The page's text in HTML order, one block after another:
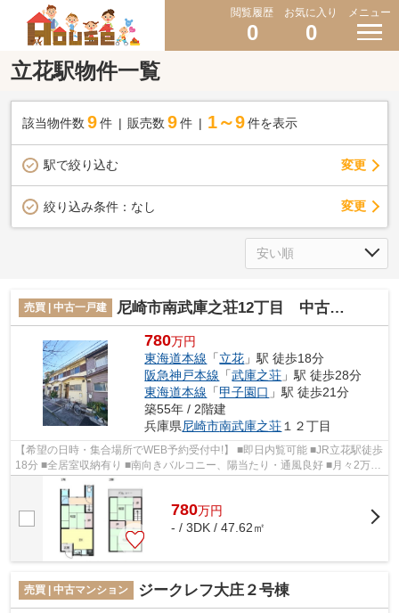
閲覧履歴
0
お気に入り
0
メニュー
立花駅物件一覧
該当物件数 9件 販売数 9 件 1～9 件を表示
駅で絞り込む 変更
絞り込み条件： なし 変更
売買 | 中古一戸建 尼崎市南武庫之荘12丁目 中古戸建
780万円
東海道本線 「立花 」駅 徒歩18分
阪急神戸本線 「武庫之荘 」駅 徒歩28分
東海道本線 「甲子園口 」駅 徒歩21分
築55年 / 2階建
兵庫県尼崎市南武庫之荘１２丁目
【希望の日時・集合場所でWEB予約受付中!】 ■即日内覧可能 ■JR立花駅徒歩
18分 ■全居室収納有り ■南向きバルコニー、陽当たり・通風良好 ■月々2万円
台から購入可能 ■スーパー徒歩4分、...
780万円
- / 3DK / 47.62㎡
売買 | 中古マンション ジークレフ大庄２号棟